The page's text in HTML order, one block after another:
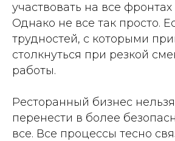
участвовать на все фронтах
Однако не все так просто.
трудностей, с которыми
столкнуться при резкой
работы.
Ресторанный бизнес
перенести в более
все. Все процессы тесно